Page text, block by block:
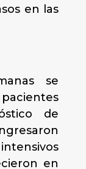
en las
se
de
en